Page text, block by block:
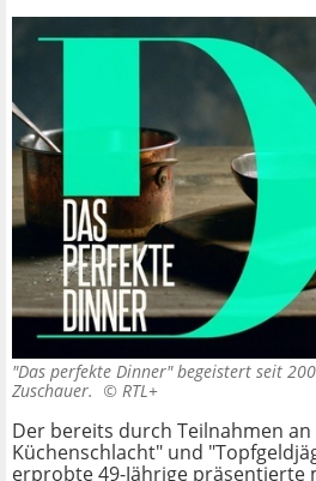
"Das perfekte Dinner" begeistert seit
Zuschauer. © RTL+
Der bereits durch Teilnahmen
Küchenschlacht" und
erprobte 49-Jährige präsentierte